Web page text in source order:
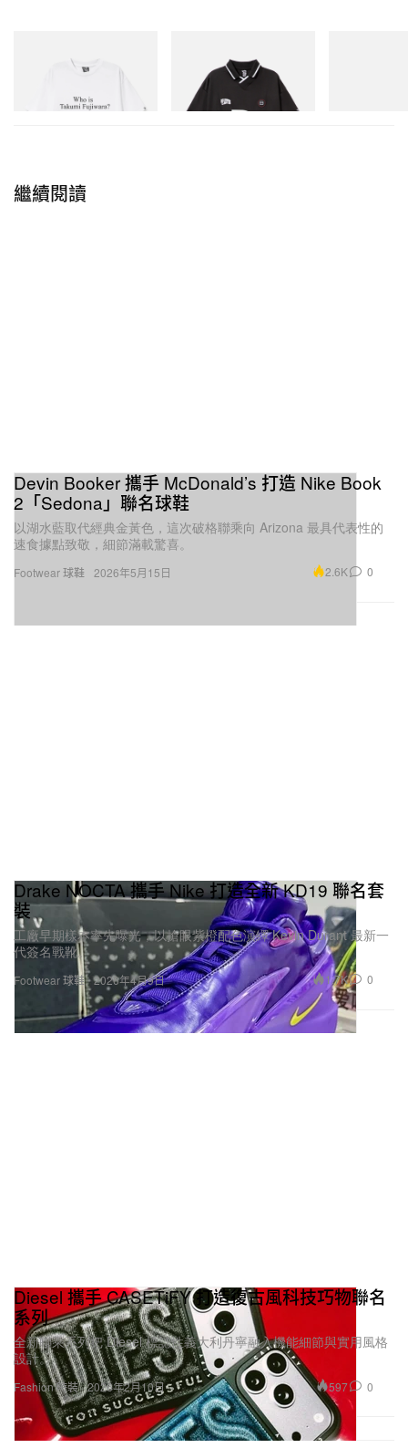
Billionaire Boys Club X Initial
D Cotton T-Shirt 3
Billionaire Boys Club X Initial
D Game Shirt
立即購入
繼續閱讀
Footwear 球鞋
Devin Booker 攜手 McDonald’s 打造 Nike Book
2「Sedona」聯名球鞋
以湖水藍取代經典金黃色，這次破格聯乘向 Arizona 最具代表性的
速食據點致敬，細節滿載驚喜。
2026年5月15日 2.6K 0
Footwear 球鞋
Drake NOCTA 攜手 Nike 打造全新 KD19 聯名套
裝
工廠早期樣本率先曝光，以搶眼紫橙配色演繹 Kevin Durant 最新一
代簽名戰靴。
2026年4月9日 1.7K 0
Fashion 時裝
Diesel 攜手 CASETiFY 打造復古風科技巧物聯名
系列
全新聯乘系列把 Diesel 標誌性義大利丹寧融入機能細節與實用風格
設計。
2026年2月10日 597 0